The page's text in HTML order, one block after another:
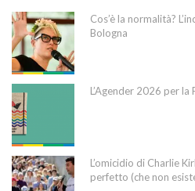
Cos’è la normalità?
Bologna
L’Agender 2026 per la
L’omicidio di Charlie
perfetto (che non